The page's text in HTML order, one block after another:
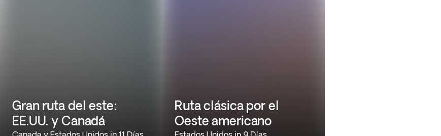
Gran ruta del este:
EE.UU. y Canadá
Ruta clásica por el
Oeste americano